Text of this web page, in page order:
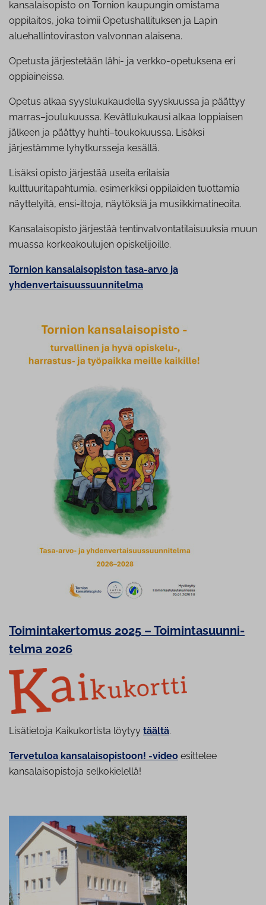
kansalaisopisto on Tornion kaupungin omistama
oppilaitos, joka toimii Opetushallituksen ja Lapin
aluehallintoviraston valvonnan alaisena.
Opetusta järjestetään lähi- ja verkko-opetuksena eri
oppiaineissa.
Opetus alkaa syyslukukaudella syyskuussa ja päättyy
marras–joulukuussa. Kevätlukukausi alkaa loppiaisen
jälkeen ja päättyy huhti–toukokuussa. Lisäksi
järjestämme lyhytkursseja kesällä.
Lisäksi opisto järjestää useita erilaisia
kulttuuritapahtumia, esimerkiksi oppilaiden tuottamia
näyttelyitä, ensi-iltoja, näytöksiä ja musiikkimatineoita.
Kansalaisopisto järjestää tentinvalvontatilaisuuksia muun
muassa korkeakoulujen opiskelijoille.
Tornion kansalaisopiston tasa-arvo ja
yhdenvertaisuussuunnitelma
Toi­min­ta­ker­to­mus 2025 – Toi­min­ta­suun­ni­
tel­ma 2026
Lisätietoja Kaikukortista löytyy täältä.
Tervetuloa kansalaisopistoon! -video esittelee
kansalaisopistoja selkokielellä!